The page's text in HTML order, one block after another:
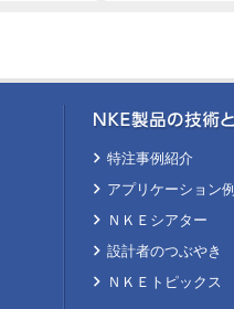
特注事例紹介
アプリケーション例
ＮＫＥシアター
設計者のつぶやき
ＮＫＥトピックス